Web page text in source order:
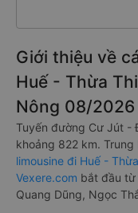
Giới thiệu về
Huế - Thừa
Nông 08/2026
Tuyến đường Cư Jút -
khoảng 822 km.
limousine đi Huế -
Vexere.com bắt đầu từ
Quang Dũng, Ngọc